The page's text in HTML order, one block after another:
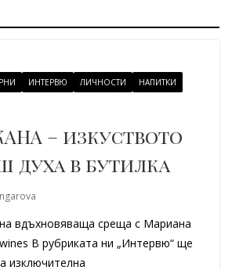
ИНТЕРВЮ ЛИЧНОСТИ
НАПИТКИ
– изкуството
духа в бутилка
вдъхновяваща среща с Мариана
В рубриката ни „Интервю“ ще
изключителна